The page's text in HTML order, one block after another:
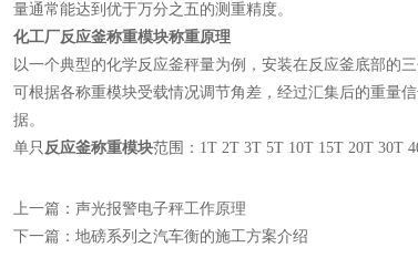
量通常能达到优于万分之五的测重精度。
化工厂反应釜称重模块称重原理
以一个典型的化学反应釜秤量为例，安装在反应釜底部的
可根据各称重模块受载情况调节角差，经过汇集后的重量
据。
单只 反应釜称重模块范围：1T 2T 3T 5T 10T 15T 20T 30T
上一篇： 声光报警电子秤工作原理
下一篇： 地磅系列之汽车衡的施工方案介绍